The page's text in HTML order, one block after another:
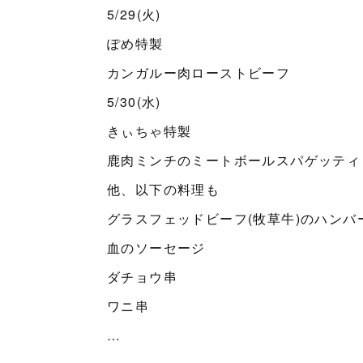
5/29(火)
ぽめ特製
カンガルー肉ローストビーフ
5/30(水)
きぃちゃ特製
鹿肉ミンチのミートボールスパゲッティ
他、以下の料理も
グラスフェッドビーフ(牧草牛)のハンバ
血のソーセージ
ダチョウ串
ワニ串
…